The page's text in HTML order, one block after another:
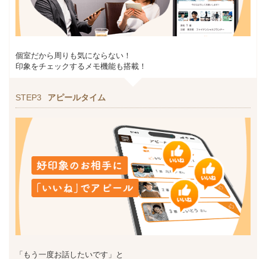
個室だから周りも気にならない！
印象をチェックするメモ機能も搭載！
STEP3 アピールタイム
「もう一度お話したいです」と